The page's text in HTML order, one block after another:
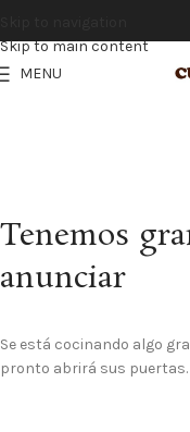
Skip to main content
MENU
Tenemos
anunciar
Se está cocinando algo
pronto abrirá sus puertas.